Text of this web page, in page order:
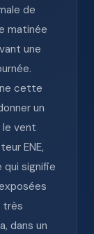
de
matinée
une
cette
un
le vent
ENE,
qui signifie
très
dans un